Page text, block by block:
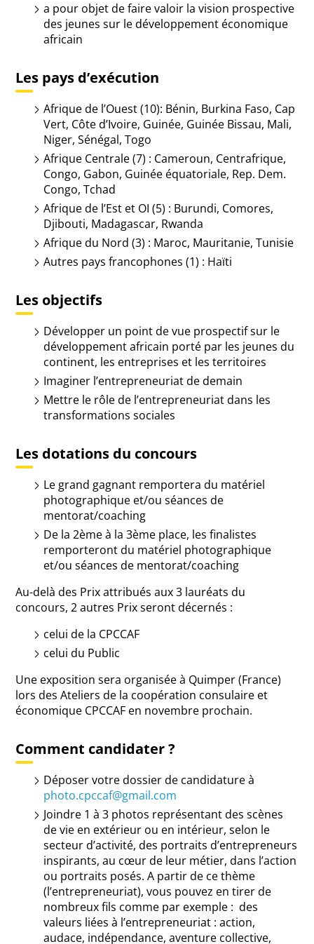
a pour objet defaire valoir la vision prospective
des jeunes sur le développement économique
africain
Les pays d’exécution
Afrique de l’Ouest (10): Bénin, Burkina Faso, Cap
Vert, Côte d’Ivoire, Guinée, Guinée Bissau, Mali,
Niger, Sénégal, Togo
Afrique Centrale (7) : Cameroun, Centrafrique,
Congo, Gabon, Guinée équatoriale, Rep. Dem.
Congo, Tchad
Afrique de l’Est et OI (5) : Burundi, Comores,
Djibouti, Madagascar, Rwanda
Afrique du Nord (3) : Maroc, Mauritanie, Tunisie
Autres pays francophones (1) : Haïti
Les objectifs
Développer un point de vue prospectif sur le
développement africain porté par les jeunes du
continent, les entreprises et les territoires
Imaginer l’entrepreneuriat de demain
Mettre le rôle de l’entrepreneuriat dans les
transformations sociales
Les dotations du concours
Le grand gagnant remportera du matériel
photographique et/ou séances de
mentorat/coaching
De la 2ème à la 3ème place, les finalistes
remporteront du matériel photographique
et/ou séances de mentorat/coaching
Au-delà des Prix attribués aux 3 lauréats du
concours, 2 autres Prix seront décernés :
celui de la CPCCAF
celui du Public
Une exposition sera organisée à Quimper (France)
lors des Ateliers de la coopération consulaire et
économique CPCCAF en novembre prochain.
Comment candidater ?
Déposer votre dossier de candidature à
photo.cpccaf@gmail.com
Joindre 1 à 3 photos représentant des scènes
de vie en extérieur ou en intérieur, selon le
secteur d’activité, des portraits d’entrepreneurs
inspirants, au cœur de leur métier, dans l’action
ou portraits posés. A partir de ce thème
(l’entrepreneuriat), vous pouvez en tirer de
nombreux fils comme par exemple : des
valeurs liées à l’entrepreneuriat : action,
audace, indépendance, aventure collective,